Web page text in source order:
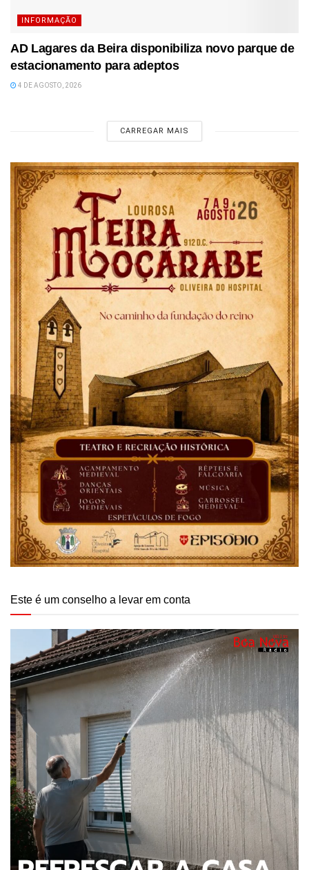
INFORMAÇÃO
AD Lagares da Beira disponibiliza novo parque de
estacionamento para adeptos
4 DE AGOSTO, 2026
CARREGAR MAIS
Este é um conselho a levar em conta